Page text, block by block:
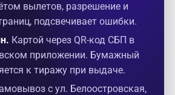
вылетов, разрешение и
подсвечивает ошибки.
Картой через QR-код СБП в
приложении. Бумажный
к тиражу при выдаче.
с ул. Белоостровская,